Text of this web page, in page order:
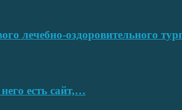
лечебно-оздоровительного
есть сайт,…